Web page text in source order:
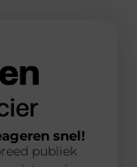
snel!
publiek